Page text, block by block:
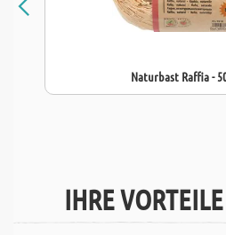
Naturbast Raffia -
IHRE